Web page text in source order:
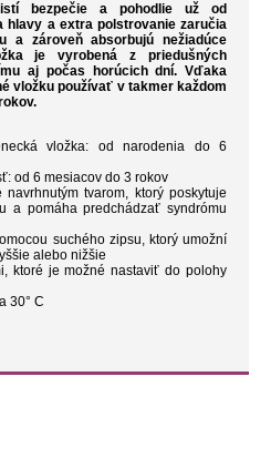
bezpečie a pohodlie už od
hlavy a extra polstrovanie zaručia
a zároveň absorbujú nežiadúce
je vyrobená z priedušných
aj počas horúcich dní. Vďaka
vložku používať v takmer každom
vložka: od narodenia do 6
od 6 mesiacov do 3 rokov
tvarom, ktorý poskytuje
a pomáha predchádzať syndrómu
suchého zipsu, ktorý umožní
alebo nižšie
ktoré je možné nastaviť do polohy
30° C